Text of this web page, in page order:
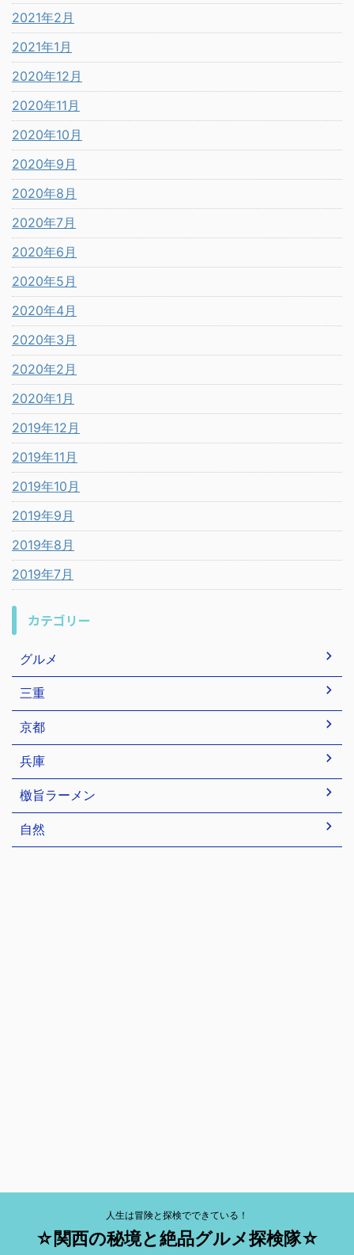
2021年2月
2021年1月
2020年12月
2020年11月
2020年10月
2020年9月
2020年8月
2020年7月
2020年6月
2020年5月
2020年4月
2020年3月
2020年2月
2020年1月
2019年12月
2019年11月
2019年10月
2019年9月
2019年8月
2019年7月
カテゴリー
グルメ
三重
京都
兵庫
檄旨ラーメン
自然
人生は冒険と探検でできている！
☆関西の秘境と絶品グルメ探検隊☆